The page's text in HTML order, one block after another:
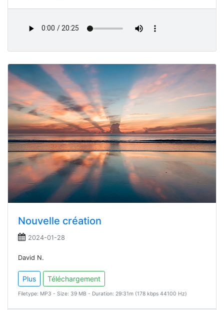
Nouvelle création
2024-01-28
David N.
Plus Téléchargement
Filetype: MP3 - Size: 39 MB - Duration: 29:31m (178 kbps 44100 Hz)